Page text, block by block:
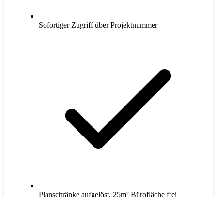
Sofortiger Zugriff über Projektnummer
Planschränke aufgelöst, 25m² Bürofläche frei